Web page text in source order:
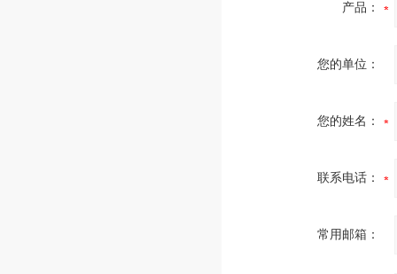
产品：
您的单位：
您的姓名：
联系电话：
常用邮箱：